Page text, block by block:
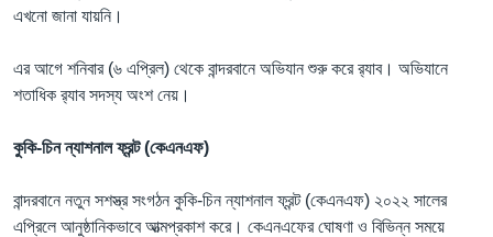
এখনো জানা যায়নি।
এর আগে শনিবার (৬ এপ্রিল) থেকে বান্দরবানে অভিযান শুরু করে র‌্যাব। অভিযানে
শতাধিক র‌্যাব সদস্য অংশ নেয়।
কুকি-চিন ন্যাশনাল ফ্রন্ট (কেএনএফ)
বান্দরবানে নতুন সশস্ত্র সংগঠন কুকি-চিন ন্যাশনাল ফ্রন্ট (কেএনএফ) ২০২২ সালের
এপ্রিলে আনুষ্ঠানিকভাবে আত্মপ্রকাশ করে। কেএনএফের ঘোষণা ও বিভিন্ন সময়ে